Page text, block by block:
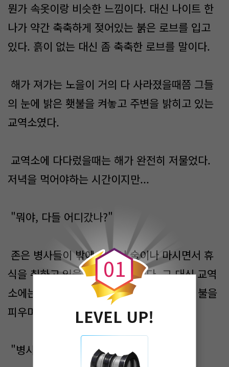
뭔가 속옷이랑 비슷한 느낌이다. 대신 나이트 한
나가 약간 축축하게 젖어있는 붉은 로브를 입고
있다. 흙이 없는 대신 좀 축축한 로브를 말이다.
해가 져가는 노을이 거의 다 사라졌을때쯤 그들
의 눈에 밝은 횃불을 켜놓고 주변을 밝히고 있는
교역소였다.
교역소에 다다렀을때는 해가 완전히 저물었다.
저녁을 먹어야하는 시간이지만...
"뭐야, 다들 어디갔나?"
존은 병사들이 밖에 나와서 술이나 마시면서 휴
식을 취하고 있을 것이라 생각했다. 그 대신 교역
소에는 원숭이나 영지민들이 모여서 거대한 불을
피우며 축제를 벌이고 있었다.
"병사들은 어디있지?"
0
0
1
LEVEL UP!